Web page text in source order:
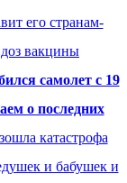
его странам-
вакцины
самолет с 19
о последних
катастрофа
и бабушек и